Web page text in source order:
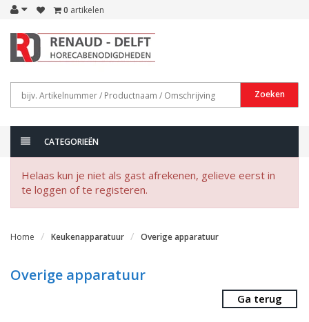
0 artikelen
Zoeken
CATEGORIEËN
Helaas kun je niet als gast afrekenen, gelieve eerst in
te loggen of te registeren.
Home Keukenapparatuur Overige apparatuur
Overige apparatuur
Ga terug